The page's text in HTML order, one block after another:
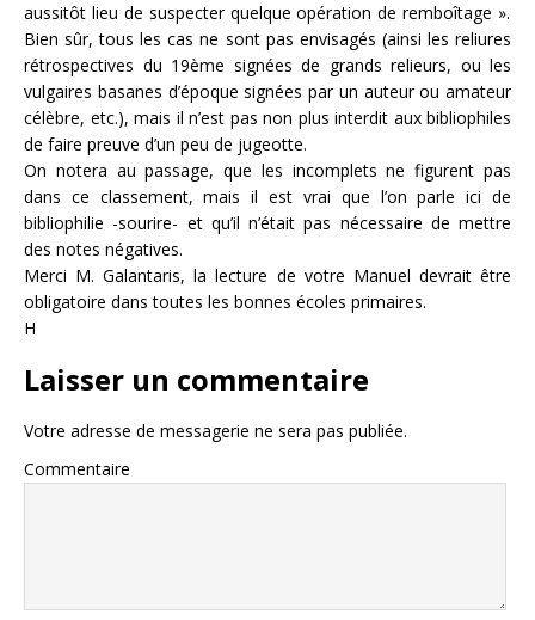
aussitôt lieu de suspecter quelque opération de remboîtage ».
Bien sûr, tous les cas ne sont pas envisagés (ainsi les reliures
rétrospectives du 19ème signées de grands relieurs, ou les
vulgaires basanes d’époque signées par un auteur ou amateur
célèbre, etc.), mais il n’est pas non plus interdit aux bibliophiles
de faire preuve d’un peu de jugeotte.
On notera au passage, que les incomplets ne figurent pas
dans ce classement, mais il est vrai que l’on parle ici de
bibliophilie -sourire- et qu’il n’était pas nécessaire de mettre
des notes négatives.
Merci M. Galantaris, la lecture de votre Manuel devrait être
obligatoire dans toutes les bonnes écoles primaires.
H
Laisser un commentaire
Votre adresse de messagerie ne sera pas publiée.
Commentaire